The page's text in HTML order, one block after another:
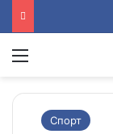
Menu
Спорт